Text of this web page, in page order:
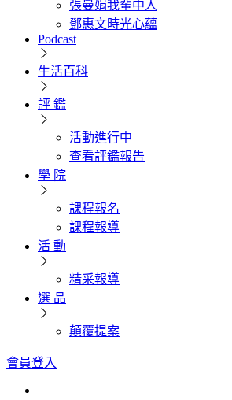
張曼娟我輩中人
鄧惠文時光心蘊
Podcast
生活百科
評 鑑
活動進行中
查看評鑑報告
學 院
課程報名
課程報導
活 動
精采報導
選 品
顛覆提案
會員登入